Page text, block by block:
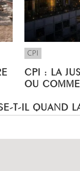
CPI
CPI : LA
OU
T-IL QUAND